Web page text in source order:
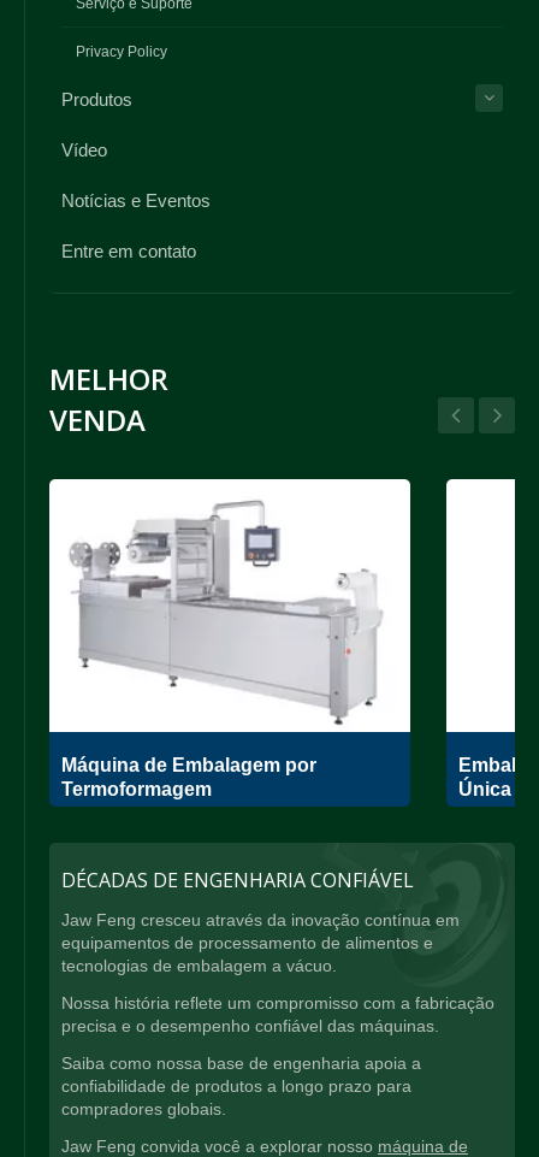
Serviço e Suporte
Privacy Policy
Produtos
Vídeo
Notícias e Eventos
Entre em contato
MELHOR
VENDA
Máquina de Embalagem por
Termoformagem
Única
DÉCADAS DE ENGENHARIA CONFIÁVEL
Jaw Feng cresceu através da inovação contínua em
equipamentos de processamento de alimentos e
tecnologias de embalagem a vácuo.
Nossa história reflete um compromisso com a fabricação
precisa e o desempenho confiável das máquinas.
Saiba como nossa base de engenharia apoia a
confiabilidade de produtos a longo prazo para
compradores globais.
Jaw Feng convida você a explorar nosso máquina de